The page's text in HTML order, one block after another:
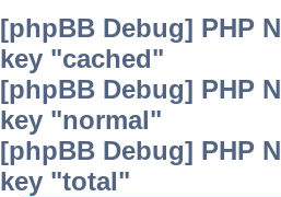
[phpBB Debug] PHP
key "cached"
[phpBB Debug] PHP
key "normal"
[phpBB Debug] PHP
key "total"